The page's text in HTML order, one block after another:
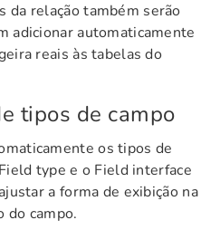
da relação também serão
adicionar automaticamente
reais às tabelas do
tipos de campo
os tipos de
type e o Field interface
a forma de exibição na
do campo.